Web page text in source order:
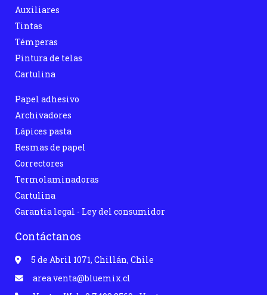
Auxiliares
Tintas
Témperas
Pintura de telas
Cartulina
Papel adhesivo
Archivadores
Lápices pasta
Resmas de papel
Correctores
Termolaminadoras
Cartulina
Garantia legal - Ley del consumidor
Contáctanos
5 de Abril 1071, Chillán, Chile
area.venta@bluemix.cl